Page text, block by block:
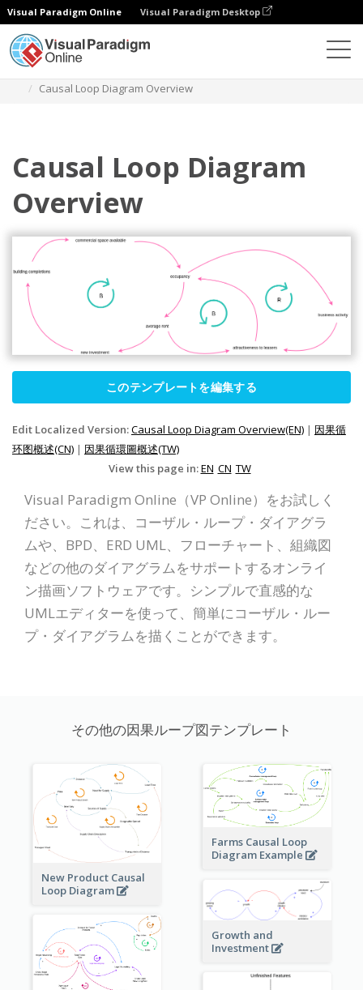
Visual Paradigm Online Visual Paradigm Desktop
Causal Loop Diagram Overview
Causal Loop Diagram
Overview
このテンプレートを編集する
Edit Localized Version:Causal Loop Diagram Overview(EN) | 因果循
环图概述(CN) | 因果循環圖概述(TW)
View this page in:EN CN TW
Visual Paradigm Online（VP Online）をお試しく
ださい。これは、コーザル・ループ・ダイアグラ
ムや、BPD、ERD UML、フローチャート、組織図
などの他のダイアグラムをサポートするオンライ
ン描画ソフトウェアです。シンプルで直感的な
UMLエディターを使って、簡単にコーザル・ルー
プ・ダイアグラムを描くことができます。
その他の因果ループ図テンプレート
New Product Causal
Loop Diagram
Farms Causal Loop
Diagram Example
Growth and
Investment